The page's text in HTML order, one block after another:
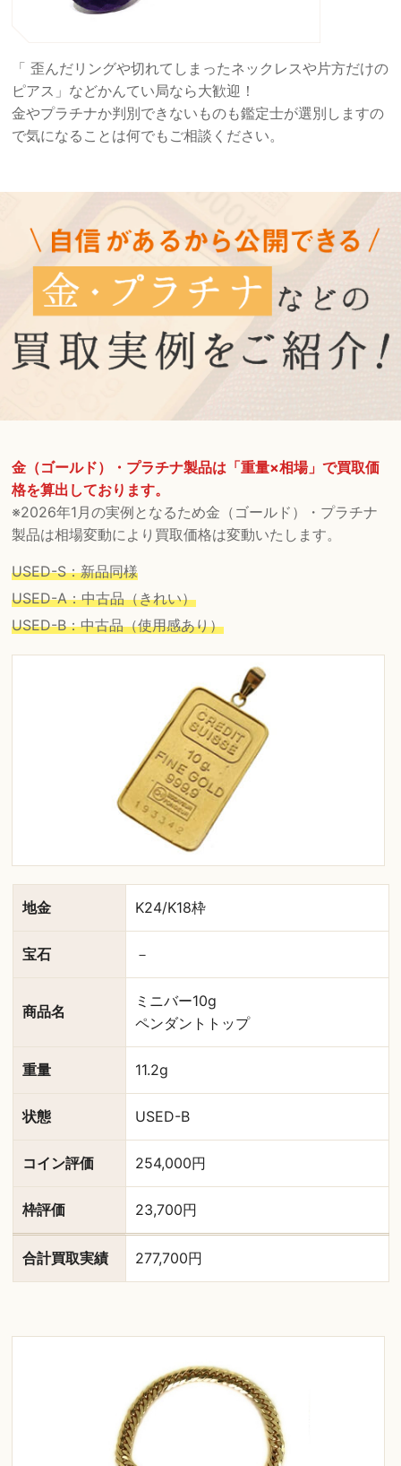
「 歪んだリングや切れてしまったネックレスや片方だけの
ピアス」などかんてい局なら大歓迎！
金やプラチナか判別できないものも鑑定士が選別しますの
で気になることは何でもご相談ください。
金（ゴールド）・プラチナ製品は「重量×相場」で買取価
格を算出しております。
※2026年1月の実例となるため金（ゴールド）・プラチナ
製品は相場変動により買取価格は変動いたします。
USED-S：新品同様
USED-A：中古品（きれい）
USED-B：中古品（使用感あり）
地金 K24/K18枠
宝石 －
商品名
ミニバー10g
ペンダントトップ
重量 11.2g
状態 USED-B
コイン評価 254,000円
枠評価 23,700円
合計買取実績 277,700円